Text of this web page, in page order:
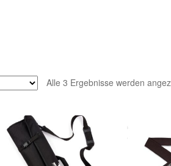
Alle 3 Ergebnisse werden